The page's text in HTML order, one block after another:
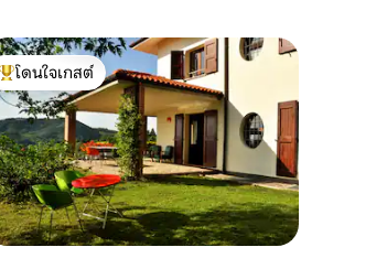
โดนใจเกสต์ที่สุด
โดนใจเกสต์